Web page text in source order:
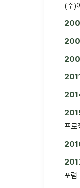
(주)
프로
포럼